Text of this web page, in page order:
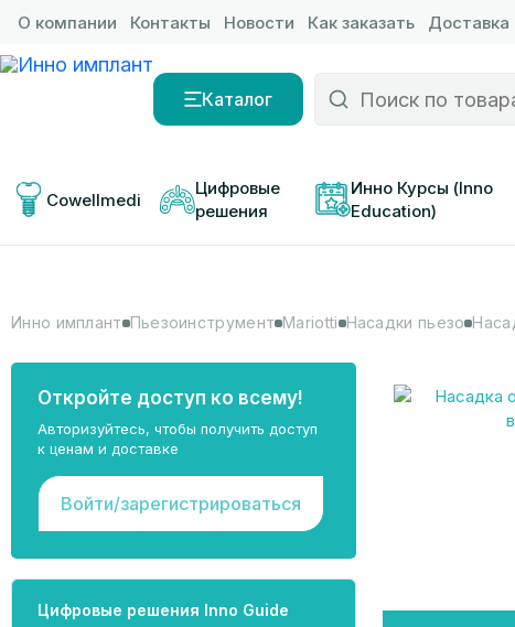
О компании Контакты Новости Как заказать Доставка
Каталог
Cowellmedi
Цифровые
решения
Инно Курсы (Inno
Education)
Инно имплант Пьезоинструмент Mariotti Насадки пьезо
Откройте доступ ко всему!
Авторизуйтесь, чтобы получить доступ
к ценам и доставке
Войти/зарегистрироваться
Цифровые решения Inno Guide